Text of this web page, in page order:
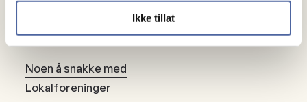
Ikke tillat
Mennesker
Noen å snakke med
Lokalforeninger